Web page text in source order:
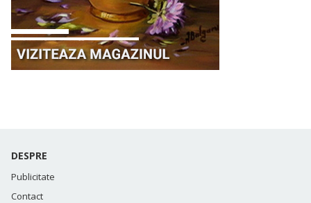
DESPRE
Publicitate
Contact